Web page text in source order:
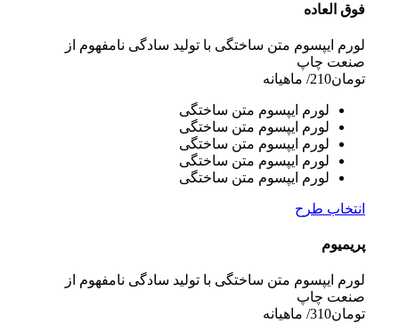
فوق العاده
لورم ایپسوم متن ساختگی با تولید سادگی نامفهوم از
صنعت چاپ
تومان210/ ماهیانه
لورم ایپسوم متن ساختگی
لورم ایپسوم متن ساختگی
لورم ایپسوم متن ساختگی
لورم ایپسوم متن ساختگی
لورم ایپسوم متن ساختگی
انتخاب طرح
پریمیوم
لورم ایپسوم متن ساختگی با تولید سادگی نامفهوم از
صنعت چاپ
تومان310/ ماهیانه